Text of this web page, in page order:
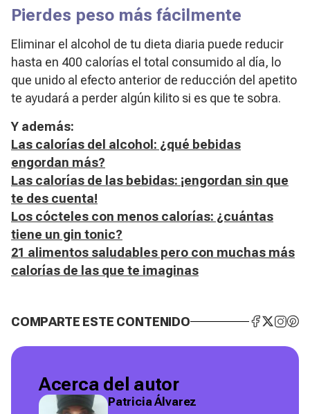
Pierdes peso más fácilmente
Eliminar el alcohol de tu dieta diaria puede reducir
hasta en 400 calorías el total consumido al día, lo
que unido al efecto anterior de reducción del apetito
te ayudará a perder algún kilito si es que te sobra.
Y además:
Las calorías del alcohol: ¿qué bebidas
engordan más?
Las calorías de las bebidas: ¡engordan sin que
te des cuenta!
Los cócteles con menos calorías: ¿cuántas
tiene un gin tonic?
21 alimentos saludables pero con muchas más
calorías de las que te imaginas
COMPARTE ESTE CONTENIDO
Acerca del autor
Patricia Álvarez